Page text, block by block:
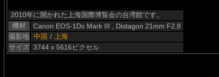
2010年に開かれた上海国際博覧会の台湾館です。
機材
Canon EOS-1Ds Mark III , Distagon 21mm F2,8
撮影地 中国 /
上海
サイズ 3744 x 5616ピクセル